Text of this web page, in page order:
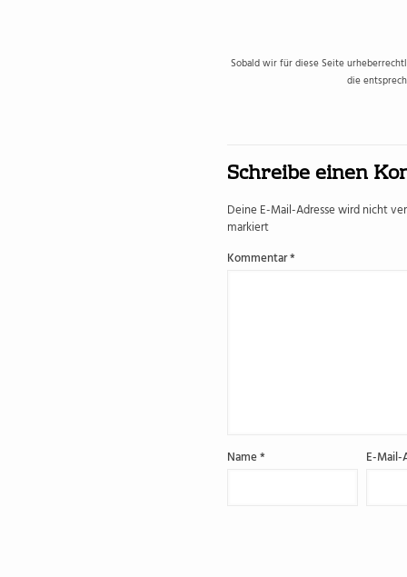
Sobald wir für diese Seite
die
Schreibe einen
Deine E-Mail-Adresse wird nicht
markiert
Kommentar*
Name* E-